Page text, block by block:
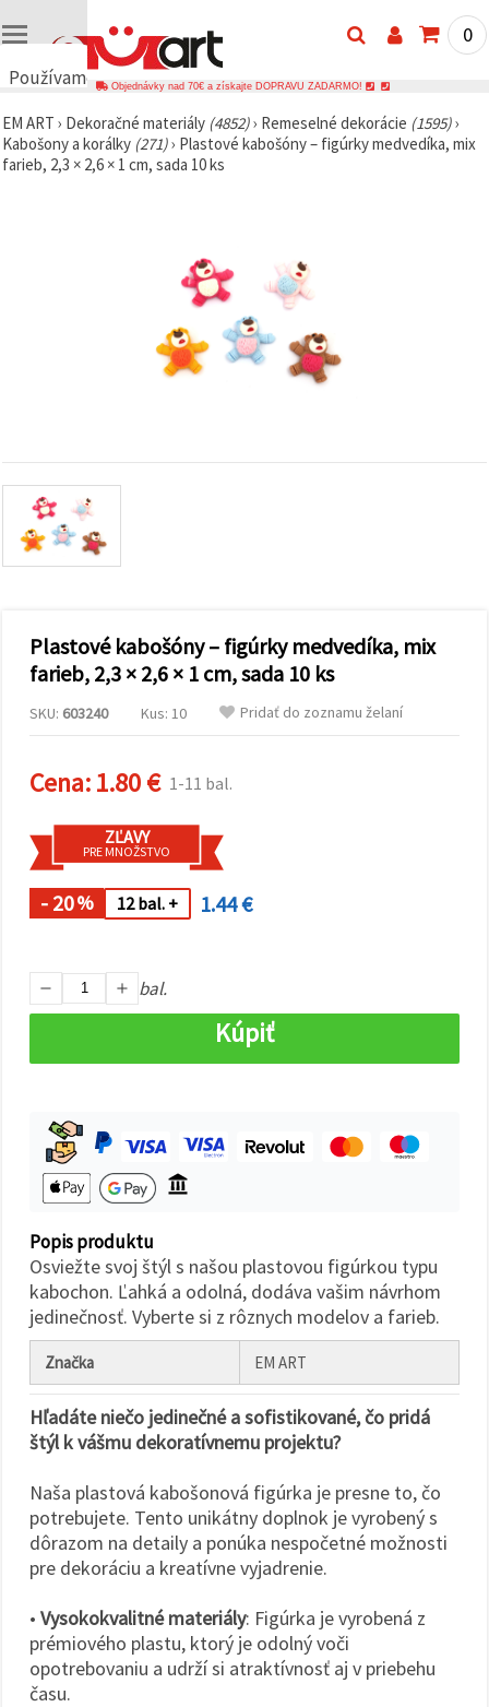
Používame
🍪
Používame
cookies a
zobrazovali
obsah a
reklamu, aj
s pomocou
našich
partnerov
Môžete
súhlasiť s
používaním
súborov
cookie
všetky!"
uviesť svoje
preferencie
Nastaveniach
výberom
cookie a
na tlačidlo
Nastavenia
0
Objednávky nad 70€ a získajte DOPRAVU ZADARMO!
EM ART › Dekoračné materiály (4852)› Remeselné dekorácie (1595)›
Kabošony a korálky (271)› Plastové kabošóny – figúrky medvedíka, mix
farieb, 2,3 × 2,6 × 1 cm, sada 10 ks
Plastové kabošóny – figúrky medvedíka, mix
farieb, 2,3 × 2,6 × 1 cm, sada 10 ks
SKU: 603240 Kus: 10 Pridať do zoznamu želaní
Cena:1.80 € 1-11 bal.
ZĽAVY
PRE MNOŽSTVO
- 20% 12 bal. + 1.44 €
bal.
Kúpiť
Popis produktu
Osviežte svoj štýl s našou plastovou figúrkou typu
kabochon. Ľahká a odolná, dodáva vašim návrhom
jedinečnosť. Vyberte si z rôznych modelov a farieb.
Značka EM ART
Hľadáte niečo jedinečné a sofistikované, čo pridá
štýl k vášmu dekoratívnemu projektu?
Naša plastová kabošonová figúrka je presne to, čo
potrebujete. Tento unikátny doplnok je vyrobený s
dôrazom na detaily a ponúka nespočetné možnosti
pre dekoráciu a kreatívne vyjadrenie.
• Vysokokvalitné materiály: Figúrka je vyrobená z
prémiového plastu, ktorý je odolný voči
opotrebovaniu a udrží si atraktívnosť aj v priebehu
času.